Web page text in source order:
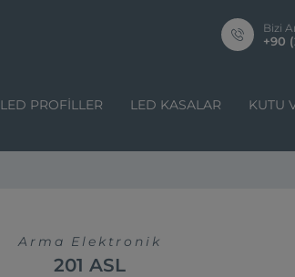
Bizi
+90
LED PROFILLER LED KASALAR KUTU
Arma Elektronik
201 ASL